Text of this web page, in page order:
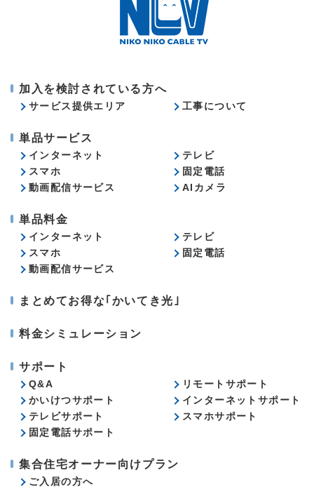
加入を検討されている方へ
サービス提供エリア 工事について
単品サービス
インターネット
テレビ
スマホ
固定電話
動画配信サービス
AIカメラ
単品料金
インターネット
テレビ
スマホ
固定電話
動画配信サービス
まとめてお得な｢かいてき光｣
料金シミュレーション
サポート
Q&A
リモートサポート
かいけつサポート
インターネットサポート
テレビサポート
スマホサポート
固定電話サポート
集合住宅オーナー向けプラン
ご入居の方へ